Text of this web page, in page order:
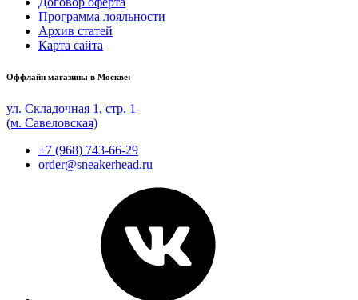
Программа лояльности
Архив статей
Карта сайта
Оффлайн магазины в Москве:
ул. Складочная 1, стр. 1
(м. Савеловская)
+7 (968) 743-66-29
order@sneakerhead.ru